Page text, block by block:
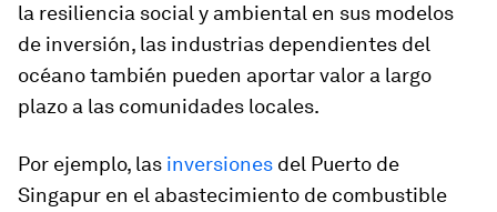
la resiliencia social y ambiental en sus modelos
de inversión, las industrias dependientes del
océano también pueden aportar valor a largo
plazo a las comunidades locales.
Por ejemplo, las inversiones del Puerto de
Singapur en el abastecimiento de combustible